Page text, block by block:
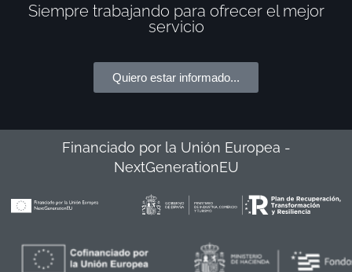
Siempre trabajando para ofrecer el mejor
servicio
Quiero estar informado...
Financiado por la Unión Europea -
NextGenerationEU